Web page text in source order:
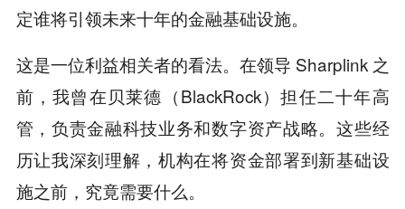
定谁将引领未来十年的金融基础设施。
这是一位利益相关者的看法。在领导 Sharplink 之
前，我曾在贝莱德（BlackRock）担任二十年高
管，负责金融科技业务和数字资产战略。这些经
历让我深刻理解，机构在将资金部署到新基础设
施之前，究竟需要什么。